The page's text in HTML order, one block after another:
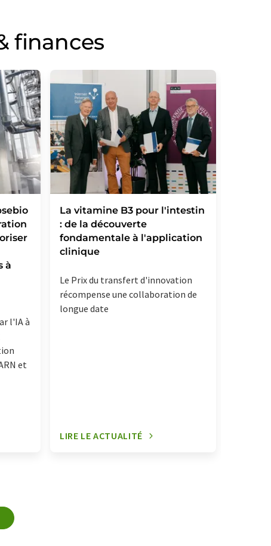
finances
à
l'IA à
et
La vitamine B3 pour l'intestin
: de la découverte
fondamentale à l'application
clinique
Le Prix du transfert d'innovation
récompense une collaboration de
longue date
LIRE LE ACTUALITÉ